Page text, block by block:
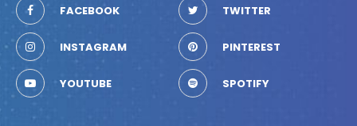
FACEBOOK TWITTER
INSTAGRAM PINTEREST
YOUTUBE SPOTIFY